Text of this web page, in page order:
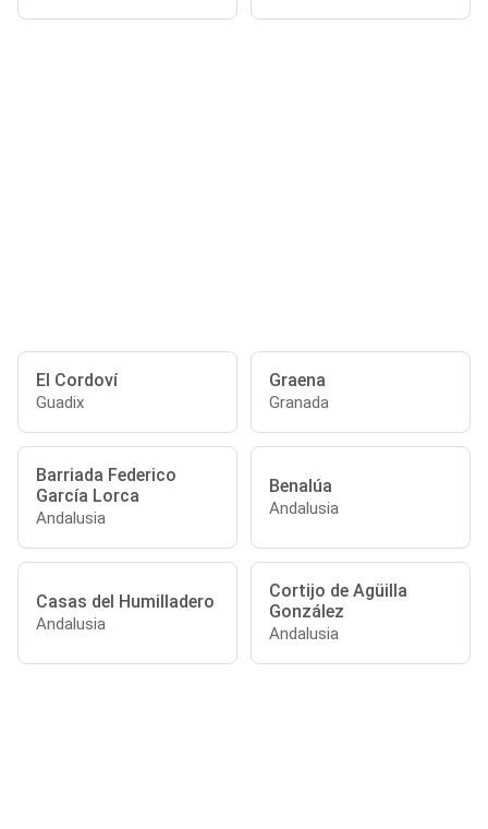
El Cordoví
Guadix
Graena
Granada
Barriada Federico
García Lorca
Andalusia
Benalúa
Andalusia
Casas del Humilladero
Andalusia
Cortijo de Agüilla
González
Andalusia